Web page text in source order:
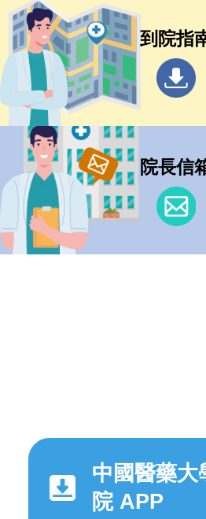
到院指
院長信
中國醫藥大
院 APP